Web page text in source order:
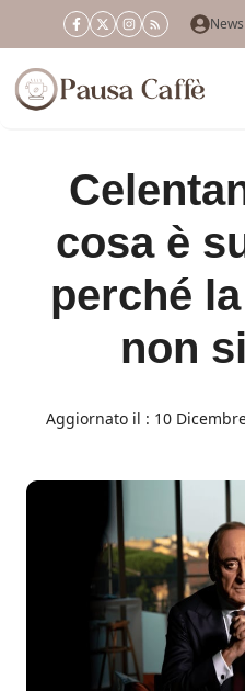
al
contenuto
cosa è
perché
non
Aggiornato il : 10